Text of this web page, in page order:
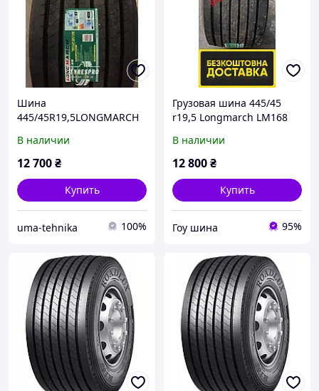
Шина
445/45R19,5LONGMARCH
В наличии
12 700₴
Купить
uma-tehnika 100%
Грузовая шина 445/45
r19,5 Longmarch LM168
В наличии
12 800₴
Купить
Гоу шина 95%